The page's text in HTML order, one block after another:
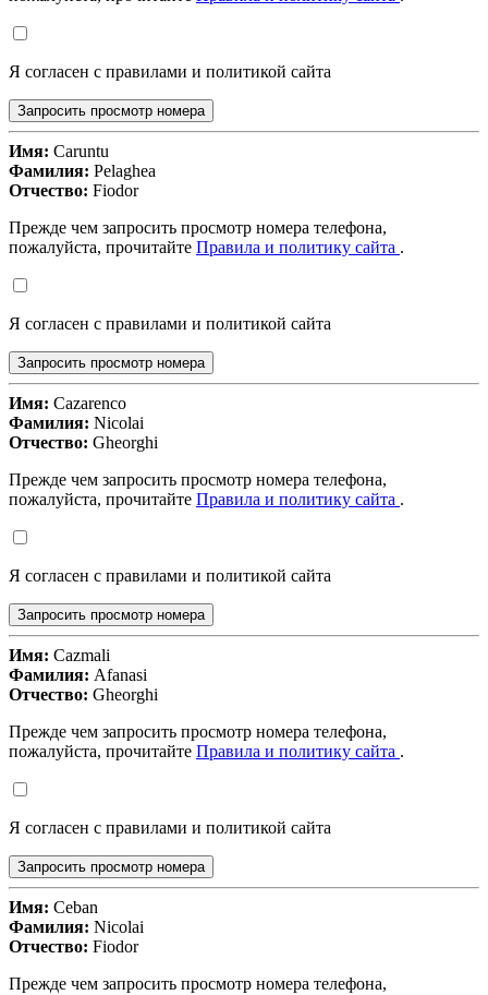
Я согласен с правилами и политикой сайта
Запросить просмотр номера
Имя: Caruntu
Фамилия: Pelaghea
Отчество: Fiodor
Прежде чем запросить просмотр номера телефона,
пожалуйста, прочитайте Правила и политику сайта .
Я согласен с правилами и политикой сайта
Запросить просмотр номера
Имя: Cazarenco
Фамилия: Nicolai
Отчество: Gheorghi
Прежде чем запросить просмотр номера телефона,
пожалуйста, прочитайте Правила и политику сайта .
Я согласен с правилами и политикой сайта
Запросить просмотр номера
Имя: Cazmali
Фамилия: Afanasi
Отчество: Gheorghi
Прежде чем запросить просмотр номера телефона,
пожалуйста, прочитайте Правила и политику сайта .
Я согласен с правилами и политикой сайта
Запросить просмотр номера
Имя: Ceban
Фамилия: Nicolai
Отчество: Fiodor
Прежде чем запросить просмотр номера телефона,